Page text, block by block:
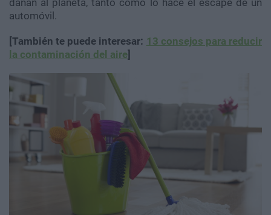
dañan al planeta, tanto como lo hace el escape de un
automóvil.
[También te puede interesar: 13 consejos para reducir
la contaminación del aire]